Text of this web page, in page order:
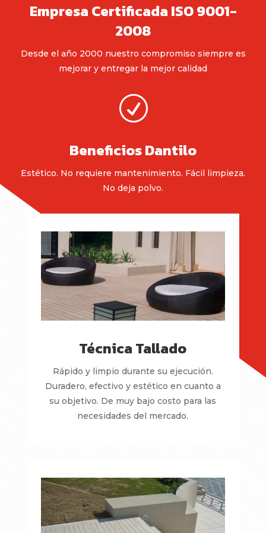
Empresa Certificada ISO 9001-
2008
Desde el año 2000 nuestro compromiso siempre es
mejorar y entregar la mejor calidad
R
Beneficios Dantilo
Estético. No requiere mantenimiento. Fácil limpieza.
No deja polvo.
Técnica Tallado
Rápido y limpio durante su ejecución.
Duradero, efectivo y estético en cuanto a
su objetivo. De muy bajo costo para las
necesidades del mercado.